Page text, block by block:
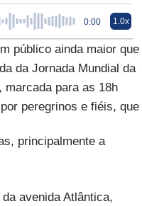
0:00 1.0x
público ainda maior que
da Jornada Mundial da
para as 18h
peregrinos e fiéis, que
principalmente a
avenida Atlântica,